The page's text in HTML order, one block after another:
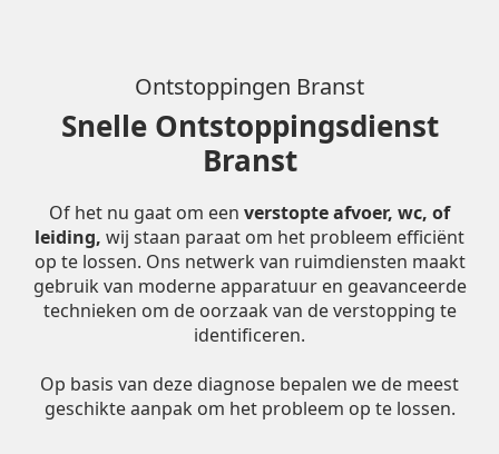
Ontstoppingen Branst
Snelle Ontstoppingsdienst
Branst
Of het nu gaat om een verstopte afvoer, wc, of
leiding, wij staan paraat om het probleem efficiënt
op te lossen. Ons netwerk van ruimdiensten maakt
gebruik van moderne apparatuur en geavanceerde
technieken om de oorzaak van de verstopping te
identificeren.
Op basis van deze diagnose bepalen we de meest
geschikte aanpak om het probleem op te lossen.